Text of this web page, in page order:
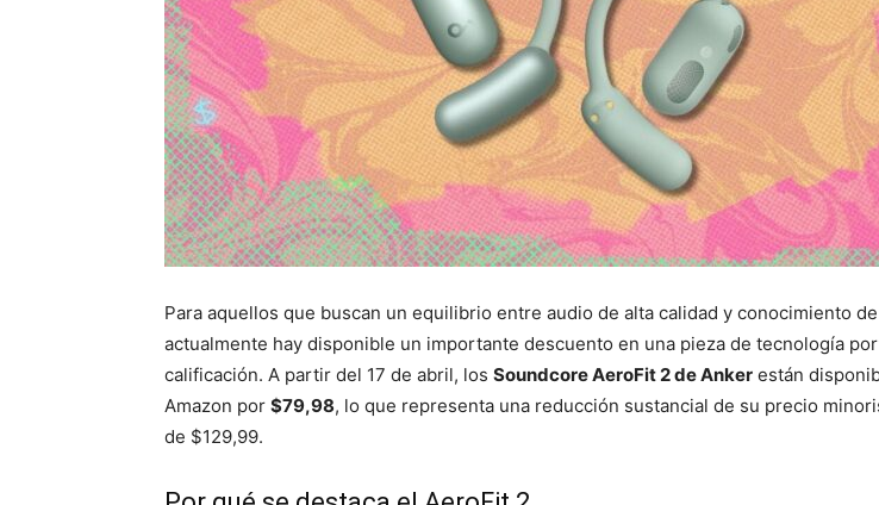
Para aquellos que buscan un equilibrio entre audio de alta calidad y conocimiento
actualmente hay disponible un importante descuento en una pieza de tecnología
calificación. A partir del 17 de abril, los Soundcore AeroFit 2 de Anker están
Amazon por $79,98, lo que representa una reducción sustancial de su precio
de $129,99.